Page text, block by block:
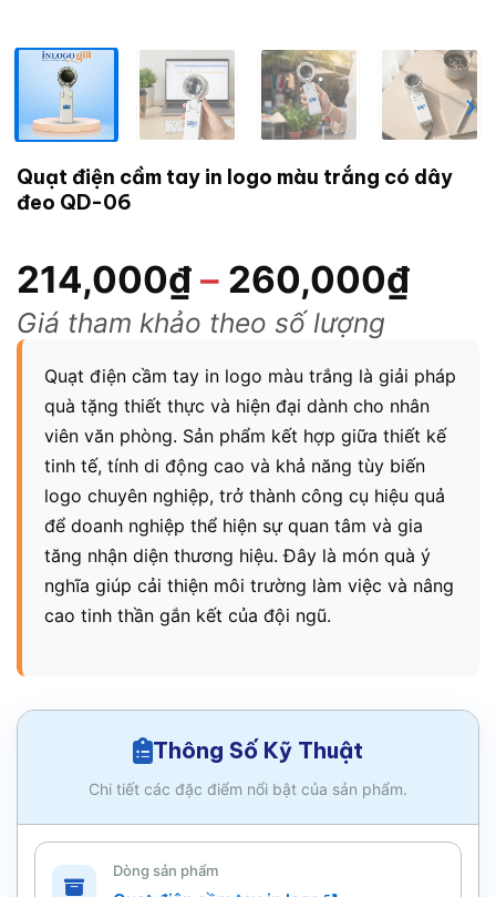
Quạt điện cầm tay in logo màu trắng có dây
đeo QD-06
214,000₫– 260,000₫
Giá tham khảo theo số lượng
Quạt điện cầm tay in logo màu trắng là giải pháp
quà tặng thiết thực và hiện đại dành cho nhân
viên văn phòng. Sản phẩm kết hợp giữa thiết kế
tinh tế, tính di động cao và khả năng tùy biến
logo chuyên nghiệp, trở thành công cụ hiệu quả
để doanh nghiệp thể hiện sự quan tâm và gia
tăng nhận diện thương hiệu. Đây là món quà ý
nghĩa giúp cải thiện môi trường làm việc và nâng
cao tinh thần gắn kết của đội ngũ.
Thông Số Kỹ Thuật
Chi tiết các đặc điểm nổi bật của sản phẩm.
Dòng sản phẩm